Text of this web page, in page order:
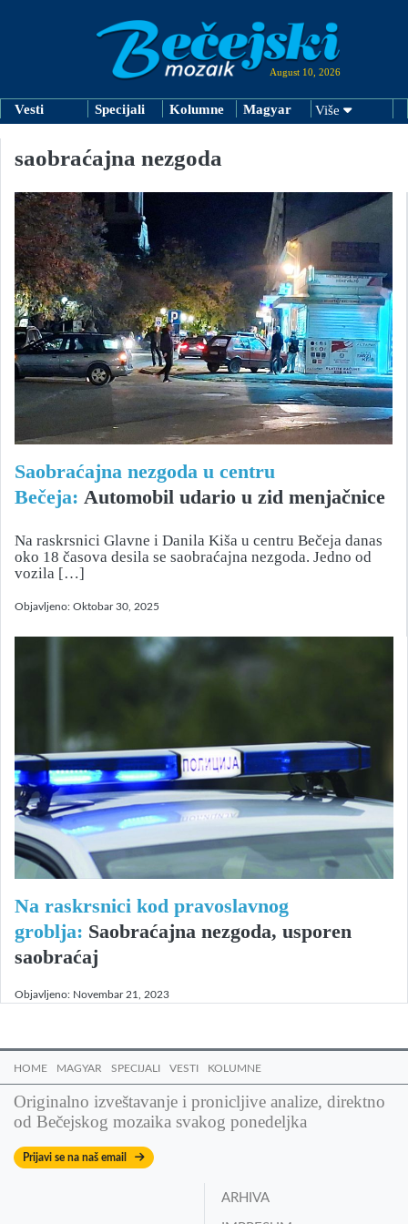
August 10, 2026
Vesti Specijali Kolumne Magyar Više
saobraćajna nezgoda
Saobraćajna nezgoda u centru
Bečeja: Automobil udario u zid menjačnice
Na raskrsnici Glavne i Danila Kiša u centru Bečeja danas
oko 18 časova desila se saobraćajna nezgoda. Jedno od
vozila […]
Objavljeno: Oktobar 30, 2025
Na raskrsnici kod pravoslavnog
groblja: Saobraćajna nezgoda, usporen
saobraćaj
Objavljeno: Novembar 21, 2023
HOME MAGYAR SPECIJALI VESTI KOLUMNE
Originalno izveštavanje i pronicljive analize, direktno
od Bečejskog mozaika svakog ponedeljka
Prijavi se na naš email
ARHIVA